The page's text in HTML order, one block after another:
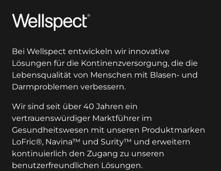
Wellspect
Bei Wellspect entwickeln wir innovative
Lösungen für die Kontinenzversorgung, die die
Lebensqualität von Menschen mit Blasen- und
Darmproblemen verbessern.
Wir sind seit über 40 Jahren ein
vertrauenswürdiger Marktführer im
Gesundheitswesen mit unseren Produktmarken
LoFric®, Navina™ und Surity™ und erweitern
kontinuierlich den Zugang zu unseren
benutzerfreundlichen Lösungen.